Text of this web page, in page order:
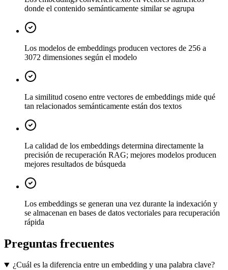
donde el contenido semánticamente similar se agrupa
Los modelos de embeddings producen vectores de 256 a
3072 dimensiones según el modelo
La similitud coseno entre vectores de embeddings mide qué
tan relacionados semánticamente están dos textos
La calidad de los embeddings determina directamente la
precisión de recuperación RAG; mejores modelos producen
mejores resultados de búsqueda
Los embeddings se generan una vez durante la indexación y
se almacenan en bases de datos vectoriales para recuperación
rápida
Preguntas frecuentes
¿Cuál es la diferencia entre un embedding y una palabra clave?